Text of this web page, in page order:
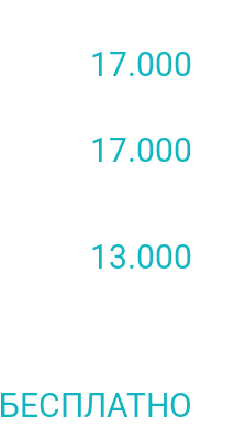
17.000
17.000
13.000
БЕСПЛАТНО